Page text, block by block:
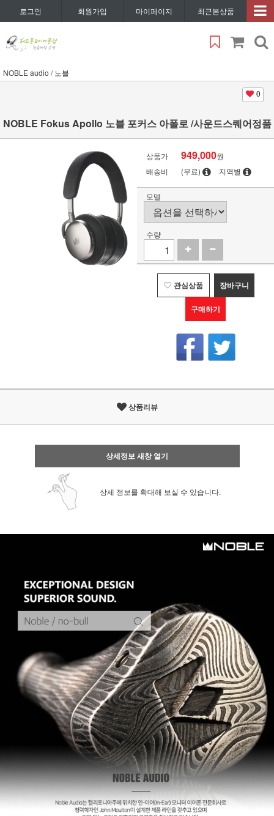
로그인 회원가입 마이페이지 최근본상품
NOBLE audio / 노블
0
NOBLE Fokus Apollo 노블 포커스 아폴로 /사운드스퀘어정품
상품가 949,000원
배송비
(무료) 지역별
모델
수량
관심상품 장바구니
구매하기
상품리뷰
상세정보 새창 열기
상세 정보를 확대해 보실 수 있습니다.